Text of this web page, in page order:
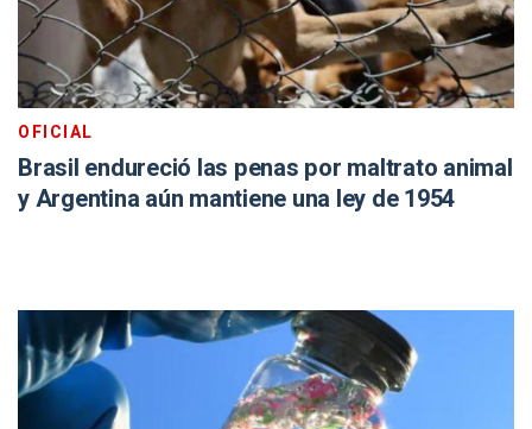
OFICIAL
Brasil endureció las penas por maltrato animal
y Argentina aún mantiene una ley de 1954